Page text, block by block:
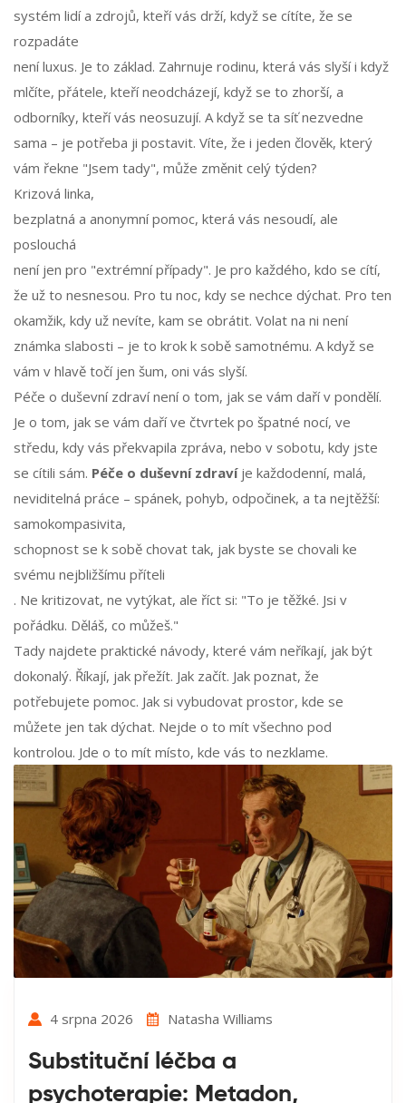
systém lidí a zdrojů, kteří vás drží, když se cítíte, že se
rozpadáte
není luxus. Je to základ. Zahrnuje rodinu, která vás slyší i když
mlčíte, přátele, kteří neodcházejí, když se to zhorší, a
odborníky, kteří vás neosuzují. A když se ta síť nezvedne
sama – je potřeba ji postavit. Víte, že i jeden člověk, který
vám řekne "Jsem tady", může změnit celý týden?
Krizová linka,
bezplatná a anonymní pomoc, která vás nesoudí, ale
poslouchá
není jen pro "extrémní případy". Je pro každého, kdo se cítí,
že už to nesnesou. Pro tu noc, kdy se nechce dýchat. Pro ten
okamžik, kdy už nevíte, kam se obrátit. Volat na ni není
známka slabosti – je to krok k sobě samotnému. A když se
vám v hlavě točí jen šum, oni vás slyší.
Péče o duševní zdraví není o tom, jak se vám daří v pondělí.
Je o tom, jak se vám daří ve čtvrtek po špatné nocí, ve
středu, kdy vás překvapila zpráva, nebo v sobotu, kdy jste
se cítili sám. Péče o duševní zdravíje každodenní, malá,
neviditelná práce – spánek, pohyb, odpočinek, a ta nejtěžší:
samokompasivita,
schopnost se k sobě chovat tak, jak byste se chovali ke
svému nejbližšímu příteli
. Ne kritizovat, ne vytýkat, ale říct si: "To je těžké. Jsi v
pořádku. Děláš, co můžeš."
Tady najdete praktické návody, které vám neříkají, jak být
dokonalý. Říkají, jak přežít. Jak začít. Jak poznat, že
potřebujete pomoc. Jak si vybudovat prostor, kde se
můžete jen tak dýchat. Nejde o to mít všechno pod
kontrolou. Jde o to mít místo, kde vás to nezklame.
4 srpna 2026 Natasha Williams
Substituční léčba a
psychoterapie: Metadon,